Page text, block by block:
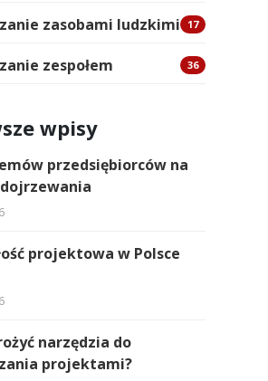
zasobami ludzkimi 17
zespołem 36
wpisy
przedsiębiorców na
projektowa w Polsce
narzędzia do
projektami?